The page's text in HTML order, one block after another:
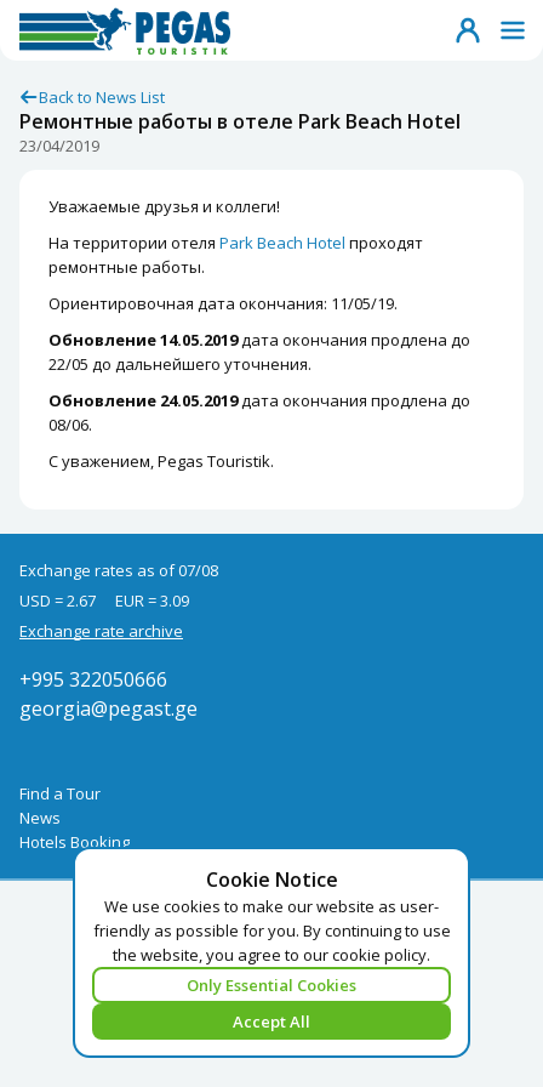
Back to News List
Ремонтные работы в отеле Park Beach Hotel
23/04/2019
Уважаемые друзья и коллеги!
На территории отеля Park Beach Hotel проходят
ремонтные работы.
Ориентировочная дата окончания: 11/05/19.
Обновление 14.05.2019дата окончания продлена до
22/05 до дальнейшего уточнения.
Обновление 24.05.2019дата окончания продлена до
08/06.
С уважением, Pegas Touristik.
Cookie Notice
We use cookies to make our website as user-
friendly as possible for you. By continuing to use
the website, you agree to our cookie policy.
Only Essential Cookies
Accept All
Exchange rates as of 07/08
USD = 2.67
EUR = 3.09
Exchange rate archive
+995 322050666
georgia@pegast.ge
Find a Tour
News
Hotels Booking